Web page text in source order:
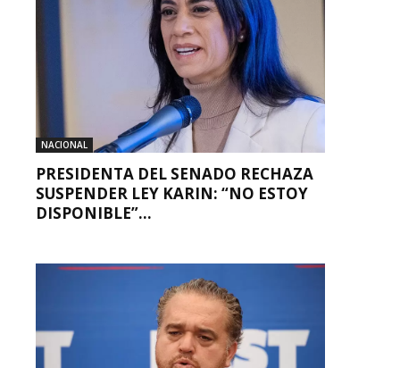
NACIONAL
PRESIDENTA DEL SENADO RECHAZA
SUSPENDER LEY KARIN: “NO ESTOY
DISPONIBLE”...